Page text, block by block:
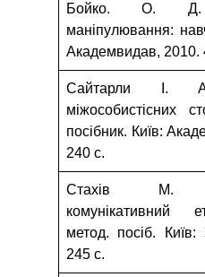
Бойко. О. Д.
маніпулювання:
Академвидав, 2010.
Сайтарли І.
міжособистісних
посібник. Київ:
240 с.
Стахів М.
комунікативний
метод. посіб.
245 с.